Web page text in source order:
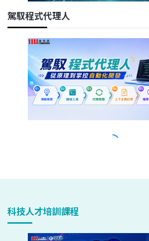
科技人才培訓課程